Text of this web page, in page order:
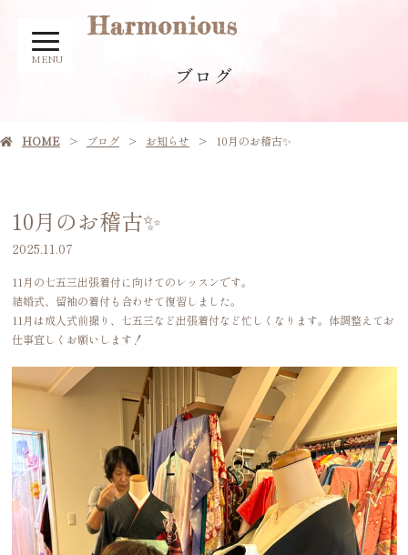
MENU
ブログ
HOME ブログ お知らせ 10月のお稽古✨
10月のお稽古✨
2025.11.07
11月の七五三出張着付に向けてのレッスンです。
結婚式、留袖の着付も合わせて復習しました。
11月は成人式前撮り、七五三など出張着付など忙しくなります。体調整えてお
仕事宜しくお願いします！